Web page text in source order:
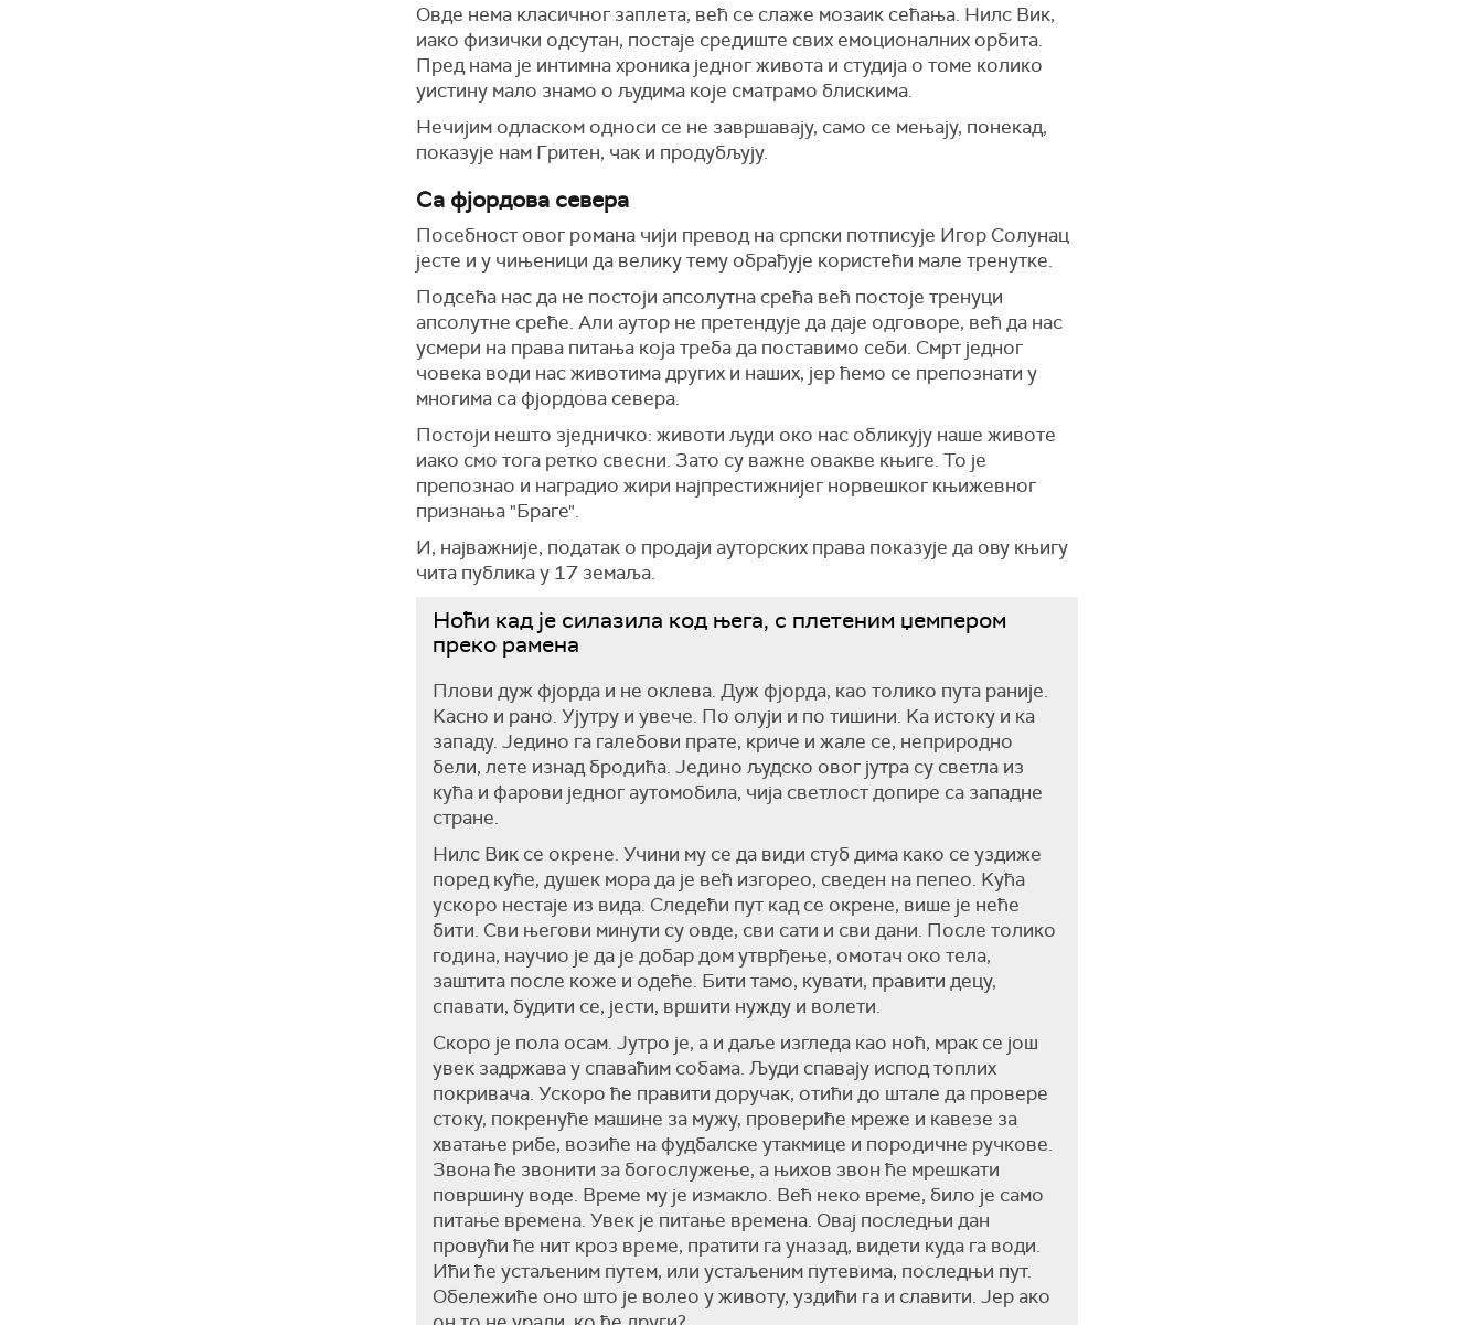
Овде нема класичног заплета, већ се слаже мозаик сећања. Нилс Вик,
иако физички одсутан, постаје средиште свих емоционалних орбита.
Пред нама је интимна хроника једног живота и студија о томе колико
уистину мало знамо о људима које сматрамо блискима.
Нечијим одласком односи се не завршавају, само се мењају, понекад,
показује нам Гритен, чак и продубљују.
Са фјордова севера
Посебност овог романа чији превод на српски потписује Игор Солунац
јесте и у чињеници да велику тему обрађује користећи мале тренутке.
Подсећа нас да не постоји апсолутна срећа већ постоје тренуци
апсолутне среће. Али аутор не претендује да даје одговоре, већ да нас
усмери на права питања која треба да поставимо себи. Смрт једног
човека води нас животима других и наших, јер ћемо се препознати у
многима са фјордова севера.
Постоји нешто зједничко: животи људи око нас обликују наше животе
иако смо тога ретко свесни. Зато су важне овакве књиге. То је
препознао и наградио жири најпрестижнијег норвешког књижевног
признања "Браге".
И, најважније, податак о продаји ауторских права показује да ову књигу
чита публика у 17 земаља.
Ноћи кад је силазила код њега, с плетеним џемпером
преко рамена
Плови дуж фјорда и не оклева. Дуж фјорда, као толико пута раније.
Kасно и рано. Ујутру и увече. По олуји и по тишини. Kа истоку и ка
западу. Једино га галебови прате, криче и жале се, неприродно
бели, лете изнад бродића. Једино људско овог јутра су светла из
кућа и фарови једног аутомобила, чија светлост допире са западне
стране.
Нилс Вик се окрене. Учини му се да види стуб дима како се уздиже
поред куће, душек мора да је већ изгорео, сведен на пепео. Kућа
ускоро нестаје из вида. Следећи пут кад се окрене, више је неће
бити. Сви његови минути су овде, сви сати и сви дани. После толико
година, научио је да је добар дом утврђење, омотач око тела,
заштита после коже и одеће. Бити тамо, кувати, правити децу,
спавати, будити се, јести, вршити нужду и волети.
Скоро је пола осам. Јутро је, а и даље изгледа као ноћ, мрак се још
увек задржава у спаваћим собама. Људи спавају испод топлих
покривача. Ускоро ће правити доручак, отићи до штале да провере
стоку, покренуће машине за мужу, провериће мреже и кавезе за
хватање рибе, возиће на фудбалске утакмице и породичне ручкове.
Звона ће звонити за богослужење, а њихов звон ће мрешкати
површину воде. Време му је измакло. Већ неко време, било је само
питање времена. Увек је питање времена. Овај последњи дан
провући ће нит кроз време, пратити га уназад, видети куда га води.
Ићи ће устаљеним путем, или устаљеним путевима, последњи пут.
Обележиће оно што је волео у животу, уздићи га и славити. Јер ако